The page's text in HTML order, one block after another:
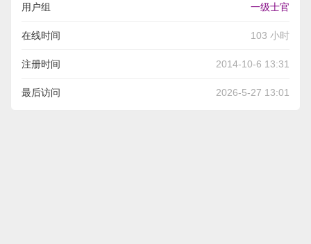
用户组 一级士官
在线时间 103 小时
注册时间 2014-10-6 13:31
最后访问 2026-5-27 13:01